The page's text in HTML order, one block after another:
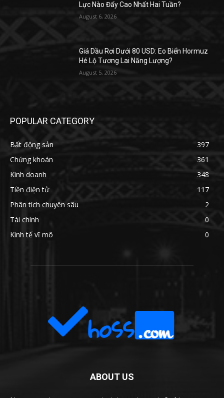
Lực Nào Đẩy Cao Nhất Hai Tuần?
August 6, 2026
Giá Dầu Rơi Dưới 80 USD: Eo Biển Hormuz
Hé Lộ Tương Lai Năng Lượng?
August 5, 2026
POPULAR CATEGORY
Bất động sản
397
Chứng khoán
361
Kinh doanh
348
Tiền điện tử
117
Phân tích chuyên sâu
2
Tài chính
0
Kinh tế vĩ mô
0
ABOUT US